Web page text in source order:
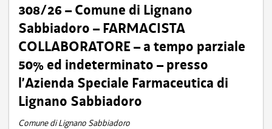
308/26 – Comune di Lignano
Sabbiadoro – FARMACISTA
COLLABORATORE – a tempo parziale
50% ed indeterminato – presso
l’Azienda Speciale Farmaceutica di
Lignano Sabbiadoro
Comune di Lignano Sabbiadoro